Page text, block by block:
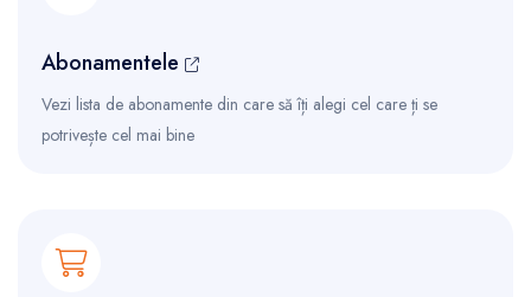
Abonamentele
Vezi lista de abonamente din care să îți alegi cel care ți se
potrivește cel mai bine